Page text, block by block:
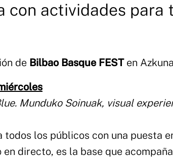
con actividades para
de Bilbao Basque FESTen
Munduko Soinuak, visual
todos los públicos con una puesta
en directo, es la base que